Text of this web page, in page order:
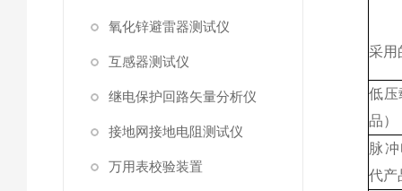
氧化锌避雷器测试仪
互感器测试仪
继电保护回路矢量分析仪
接地网接地电阻测试仪
万用表校验装置
采用
低压
品）
脉
代产